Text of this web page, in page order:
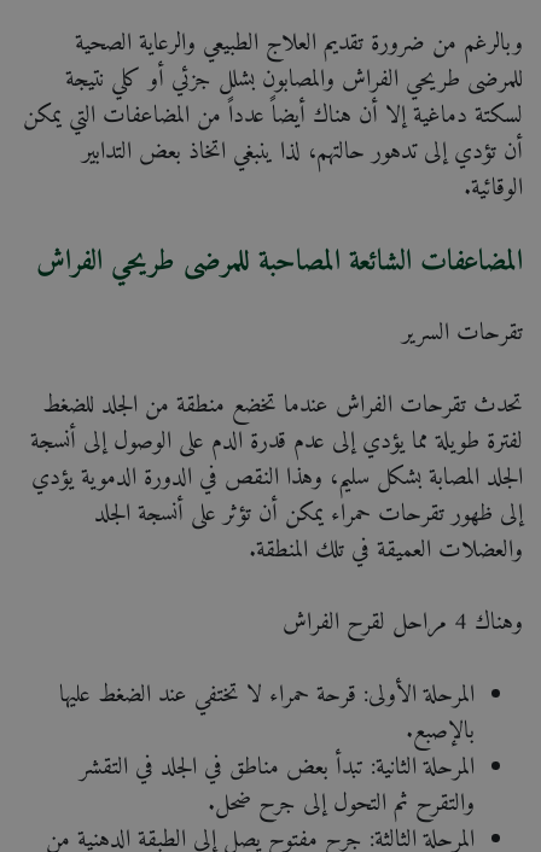
وبالرغم من ضرورة تقديم العلاج الطبيعي والرعاية الصحية
للمرضى طريحي الفراش والمصابون بشلل جزئي أو كلي نتيجة
لسكتة دماغية إلا أن هناك أيضاً عدداً من المضاعفات التي يمكن
أن تؤدي إلى تدهور حالتهم، لذا ينبغي اتخاذ بعض التدابير
الوقائية.
المضاعفات الشائعة المصاحبة للمرضى طريحي الفراش
تقرحات السرير
تحدث تقرحات الفراش عندما تخضع منطقة من الجلد للضغط
لفترة طويلة مما يؤدي إلى عدم قدرة الدم على الوصول إلى أنسجة
الجلد المصابة بشكل سليم، وهذا النقص في الدورة الدموية يؤدي
إلى ظهور تقرحات حمراء يمكن أن تؤثر على أنسجة الجلد
والعضلات العميقة في تلك المنطقة.
وهناك 4 مراحل لقرح الفراش
المرحلة الأولى: قرحة حمراء لا تختفي عند الضغط عليها
بالإصبع.
المرحلة الثانية: تبدأ بعض مناطق في الجلد في التقشر
والتقرح ثم التحول إلى جرح ضحل.
المرحلة الثالثة: جرح مفتوح يصل إلى الطبقة الدهنية من